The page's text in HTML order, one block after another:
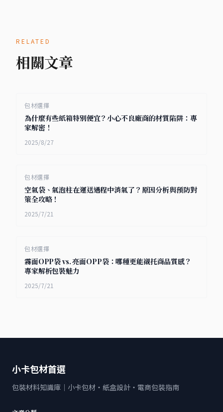
RELATED
相關文章
包材選擇
為什麼有些紙箱特別便宜？小心不良廠商的材質陷阱：專
家解密！
2025/8/27
包材選擇
空氣袋、氣泡柱在運送過程中消氣了？原因分析與預防對
策全攻略！
2025/7/21
包材選擇
霧面OPP袋 vs. 亮面OPP袋：哪種更能襯托商品質感？
專家解析包裝魅力
2025/7/21
小卡包材首選
包裝材料知識庫｜小卡包材・紙盒設計・電商包裝指南